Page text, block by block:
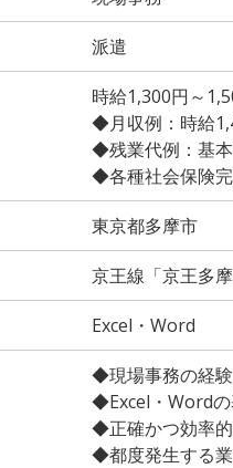
派遣
時給1,300円～
◆月収例：時給
◆残業代例：基
◆各種社会保険
東京都多摩市
京王線「京王多
Excel・Word
◆現場事務の経
◆Excel・Word
◆正確かつ効率
◆都度発生する